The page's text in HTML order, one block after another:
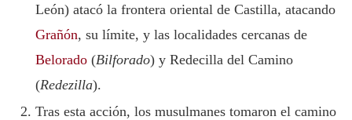
León) atacó la frontera oriental de Castilla, atacando
Grañón, su límite, y las localidades cercanas de
Belorado (Bilforado) y Redecilla del Camino
(Redezilla).
Tras esta acción, los musulmanes tomaron el camino